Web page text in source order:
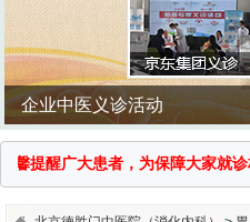
企业中医义诊活动
提醒广大患者，为保障大家就诊